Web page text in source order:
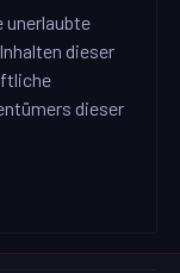
unerlaubte
dieser
dieser